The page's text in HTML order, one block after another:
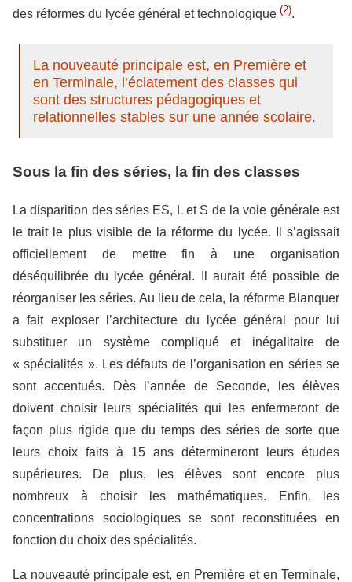
des réformes du lycée général et technologique (2).
La nouveauté principale est, en Première et
en Terminale, l’éclatement des classes qui
sont des structures pédagogiques et
relationnelles stables sur une année scolaire.
Sous la fin des séries, la fin des classes
La disparition des séries ES, L et S de la voie générale est
le trait le plus visible de la réforme du lycée. Il s’agissait
officiellement de mettre fin à une organisation
déséquilibrée du lycée général. Il aurait été possible de
réorganiser les séries. Au lieu de cela, la réforme Blanquer
a fait exploser l’architecture du lycée général pour lui
substituer un système compliqué et inégalitaire de
« spécialités ». Les défauts de l’organisation en séries se
sont accentués. Dès l’année de Seconde, les élèves
doivent choisir leurs spécialités qui les enfermeront de
façon plus rigide que du temps des séries de sorte que
leurs choix faits à 15 ans détermineront leurs études
supérieures. De plus, les élèves sont encore plus
nombreux à choisir les mathématiques. Enfin, les
concentrations sociologiques se sont reconstituées en
fonction du choix des spécialités.
La nouveauté principale est, en Première et en Terminale,